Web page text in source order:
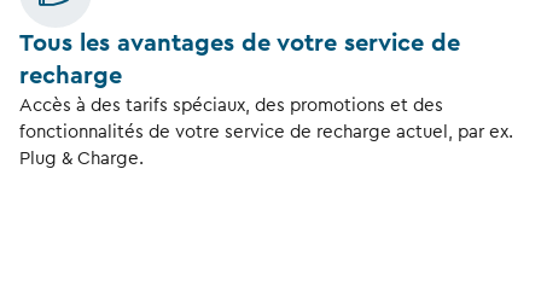
Tous les avantages de votre service de
recharge
Accès à des tarifs spéciaux, des promotions et des
fonctionnalités de votre service de recharge actuel, par ex.
Plug & Charge.